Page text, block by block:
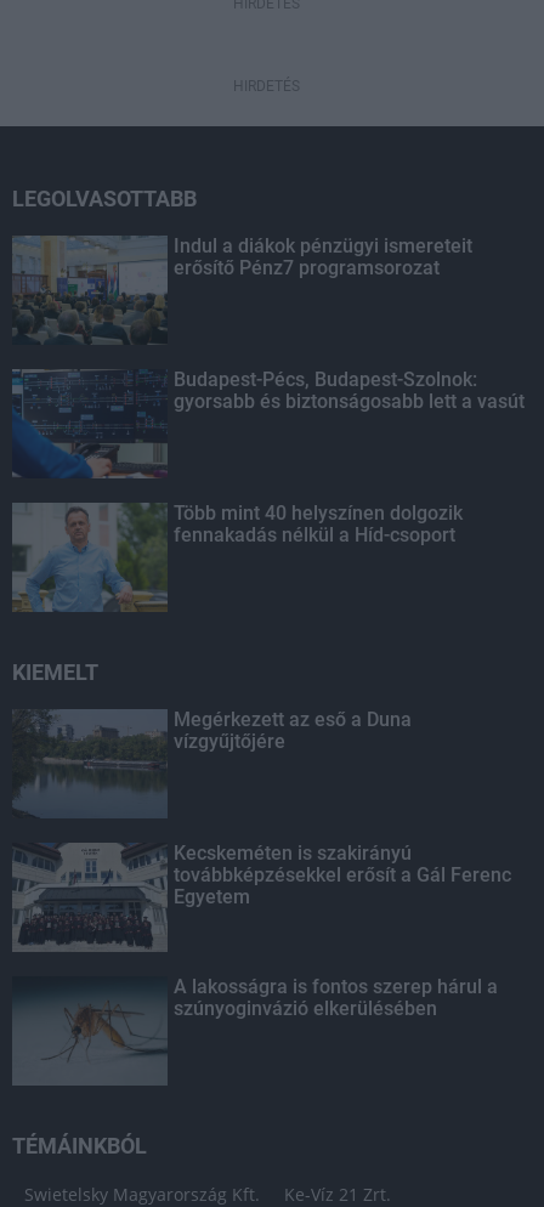
HIRDETÉS
HIRDETÉS
LEGOLVASOTTABB
Indul a diákok pénzügyi ismereteit
erősítő Pénz7 programsorozat
Budapest-Pécs, Budapest-Szolnok:
gyorsabb és biztonságosabb lett a vasút
Több mint 40 helyszínen dolgozik
fennakadás nélkül a Híd-csoport
KIEMELT
Megérkezett az eső a Duna
vízgyűjtőjére
Kecskeméten is szakirányú
továbbképzésekkel erősít a Gál Ferenc
Egyetem
A lakosságra is fontos szerep hárul a
szúnyoginvázió elkerülésében
TÉMÁINKBÓL
Swietelsky Magyarország Kft. Ke-Víz 21 Zrt.